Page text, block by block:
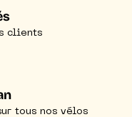
clients
tous nos vélos